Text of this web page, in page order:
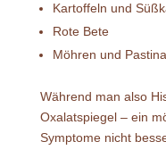
Kartoffeln und
Rote Bete
Möhren und
Während man also
Oxalatspiegel – ein
Symptome nicht